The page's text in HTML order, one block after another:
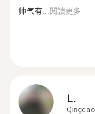
帅气有...閱讀更多
L.
Qingdao